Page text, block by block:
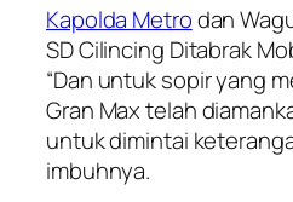
Kapolda Metrodan
SD Cilincing Ditabrak
“Dan untuk sopir yang
Gran Max telah
untuk dimintai
imbuhnya.